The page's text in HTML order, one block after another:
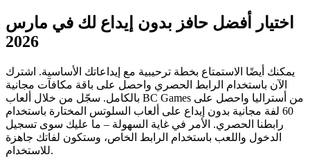
اختيار أفضل حافز بدون إيداع لك في مارس
2026
يمكنك أيضًا الاستمتاع بخطة ترحيبية مع إيداعاتك الأساسية. اشترك
الآن باستخدام الرابط الحصري واحصل على باقة مكافآت مجانية
بالكامل. سجّل من خلال ألعاب BC Games من أستراليا واحصل على
60 لفة مجانية بدون إيداع على ألعاب السلوتس المختارة باستخدام
رابطنا الحصري. الأمر في غاية السهولة – ما عليك سوى تسجيل
الدخول واللعب باستخدام الرابط الخاص، وستكون لفاتك جاهزة
للاستخدام.